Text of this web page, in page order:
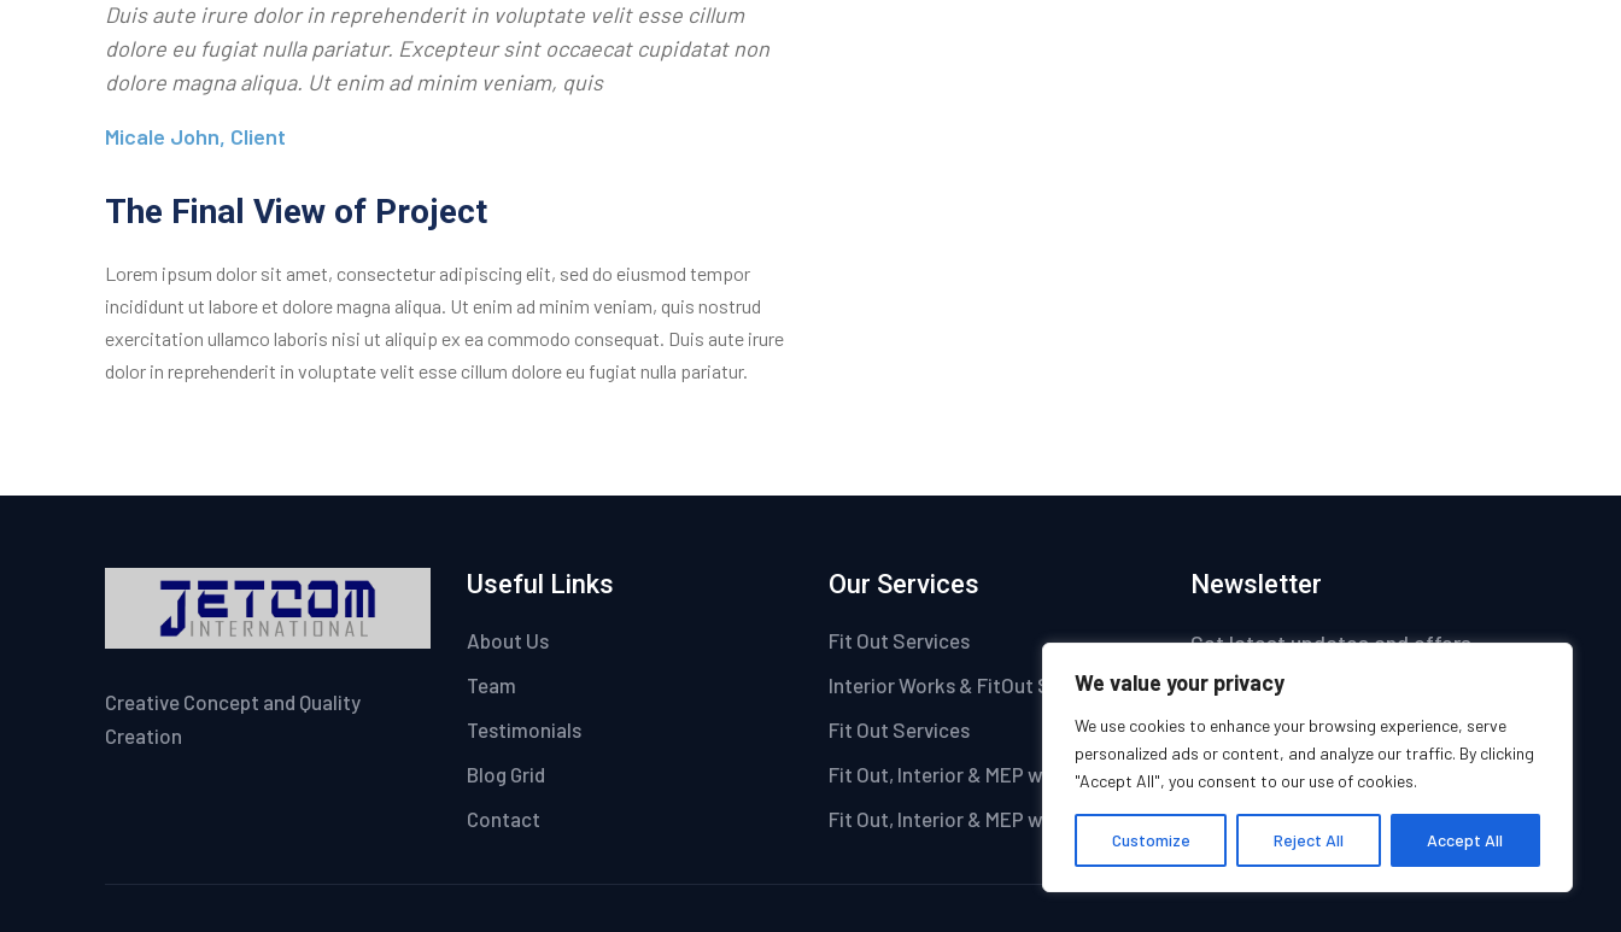
We value your privacy
We use cookies to enhance your browsing experience, serve
personalized ads or content, and analyze our traffic. By clicking
"Accept All", you consent to our use of cookies.
Customize Reject All Accept All
Duis aute irure dolor in reprehenderit in voluptate velit esse cillum
dolore eu fugiat nulla pariatur. Excepteur sint occaecat cupidatat non
dolore magna aliqua. Ut enim ad minim veniam, quis
Micale John, Client
The Final View of Project
Lorem ipsum dolor sit amet, consectetur adipiscing elit, sed do eiusmod tempor
incididunt ut labore et dolore magna aliqua. Ut enim ad minim veniam, quis nostrud
exercitation ullamco laboris nisi ut aliquip ex ea commodo consequat. Duis aute irure
dolor in reprehenderit in voluptate velit esse cillum dolore eu fugiat nulla pariatur.
Creative Concept and Quality
Creation
Useful Links
About Us
Team
Testimonials
Blog Grid
Contact
Our Services
Fit Out Services
Interior Works & FitOut Services
Fit Out Services
Fit Out, Interior & MEP works
Fit Out, Interior & MEP works
Newsletter
Get latest updates and offers.